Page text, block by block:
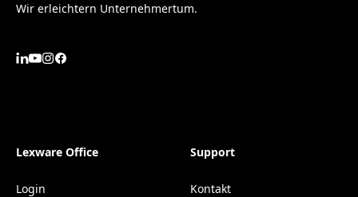
Wir erleichtern Unternehmertum.
Lexware Office
Login
Support
Kontakt